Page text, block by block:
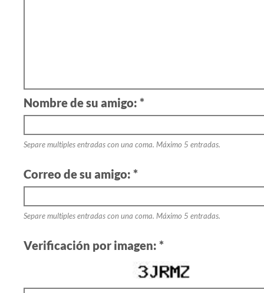
Nombre de su amigo: *
Separe multiples entradas con una coma. Máximo 5 entradas.
Correo de su amigo: *
Separe multiples entradas con una coma. Máximo 5 entradas.
Verificación por imagen: *